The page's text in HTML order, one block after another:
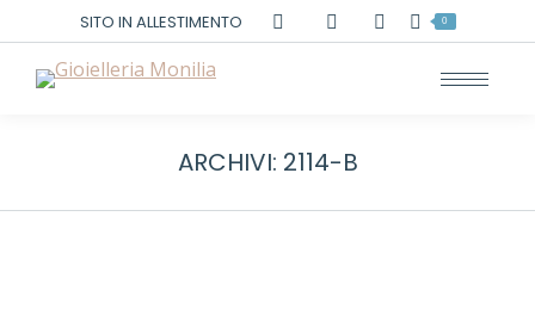
SITO IN ALLESTIMENTO Cerca: 0
ARCHIVI: 2114-B